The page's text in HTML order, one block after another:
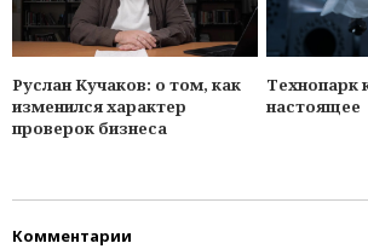
Руслан Кучаков: о том, как
изменился характер
проверок бизнеса
Технопарк
настоящее
Комментарии